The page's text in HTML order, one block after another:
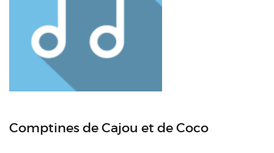
Comptines de Cajou et de Coco